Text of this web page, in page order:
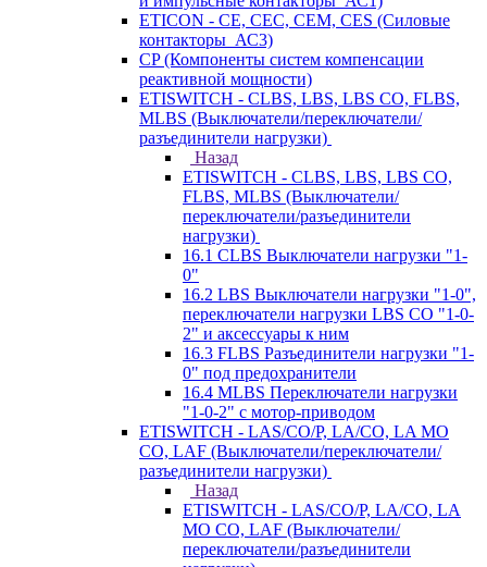
ETICON - CE, CEC, CEM, CES (Силовые
контакторы_АС3)
CP (Компоненты систем компенсации
реактивной мощности)
ETISWITCH - CLBS, LBS, LBS CO, FLBS,
MLBS (Выключатели/переключатели/
разъединители нагрузки)
Назад
ETISWITCH - CLBS, LBS, LBS CO,
FLBS, MLBS (Выключатели/
переключатели/разъединители
нагрузки)
16.1 CLBS Выключатели нагрузки "1-
0"
16.2 LBS Выключатели нагрузки "1-0",
переключатели нагрузки LBS CO "1-0-
2" и аксессуары к ним
16.3 FLBS Разъединители нагрузки "1-
0" под предохранители
16.4 MLBS Переключатели нагрузки
"1-0-2" с мотор-приводом
ETISWITCH - LAS/CO/P, LA/CO, LA MO
CO, LAF (Выключатели/переключатели/
разъединители нагрузки)
Назад
ETISWITCH - LAS/CO/P, LA/CO, LA
MO CO, LAF (Выключатели/
переключатели/разъединители